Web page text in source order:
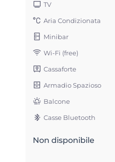
TV
Aria Condizionata
Minibar
Wi-Fi (free)
Cassaforte
Armadio Spazioso
Balcone
Casse Bluetooth
Non disponibile